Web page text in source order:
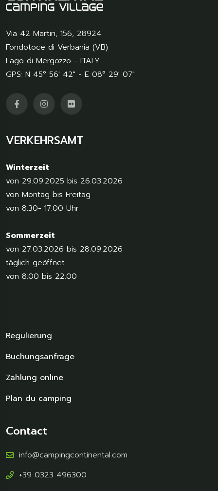
Via 42 Martiri, 156, 28924
Fondotoce di Verbania (VB)
Lago di Mergozzo - ITALY
GPS: N 45° 56' 42" - E 08° 29' 07"
VERKEHRSAMT
Winterzeit
von 29.09.2025 bis 26.03.2026
von Montag bis Freitag
von 8.30- 17.00 Uhr
Sommerzeit
von 27.03.2026 bis 28.09.2026
täglich geöffnet
von 8.00 bis 22.00
Regulierung
Buchungsanfrage
Zahlung online
Plan du camping
Contact
info@campingcontinental.com
+39 0323 496300